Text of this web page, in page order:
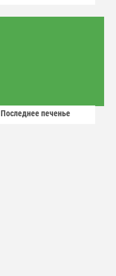
Последнее печенье